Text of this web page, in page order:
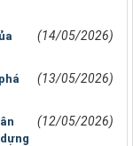
(14/05/2026)
(13/05/2026)
(12/05/2026)